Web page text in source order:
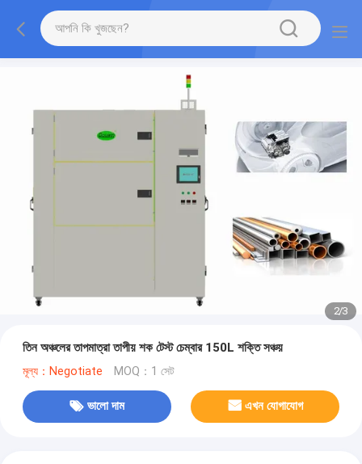
2/3
তিন অঞ্চলের তাপমাত্রা তাপীয় শক টেস্ট চেম্বার 150L শক্তি সঞ্চয়
মূল্য：Negotiate MOQ：1 সেট
ভালো দাম এখন যোগাযোগ